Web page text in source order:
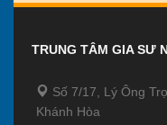
TRUNG TÂM GIA SƯ
Số 7/17, Lý Ông
Khánh Hòa